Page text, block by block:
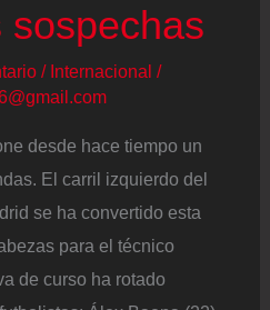
sospechas
/ Internacional /
desde hace tiempo un
El carril izquierdo del
se ha convertido esta
para el técnico
de curso ha rotado